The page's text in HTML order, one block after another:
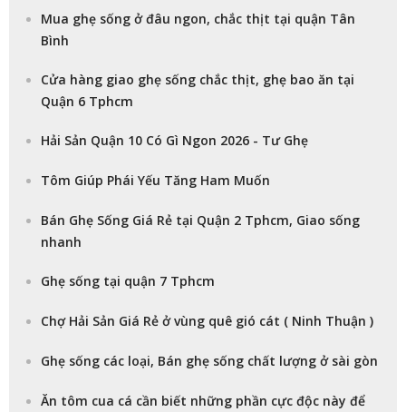
Mua ghẹ sống ở đâu ngon, chắc thịt tại quận Tân
Bình
Cửa hàng giao ghẹ sống chắc thịt, ghẹ bao ăn tại
Quận 6 Tphcm
Hải Sản Quận 10 Có Gì Ngon 2026 - Tư Ghẹ
Tôm Giúp Phái Yếu Tăng Ham Muốn
Bán Ghẹ Sống Giá Rẻ tại Quận 2 Tphcm, Giao sống
nhanh
Ghẹ sống tại quận 7 Tphcm
Chợ Hải Sản Giá Rẻ ở vùng quê gió cát ( Ninh Thuận )
Ghẹ sống các loại, Bán ghẹ sống chất lượng ở sài gòn
Ăn tôm cua cá cần biết những phần cực độc này để